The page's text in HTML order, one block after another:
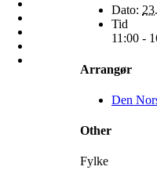
Dato:
Tid
11:00 -
Arrangør
Den
Other
Fylke